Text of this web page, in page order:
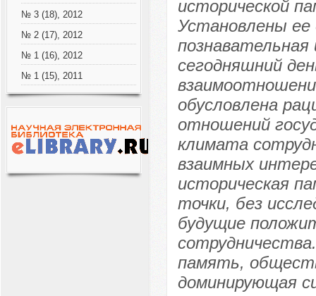
№ 3 (18), 2012
№ 2 (17), 2012
№ 1 (16), 2012
№ 1 (15), 2011
исторической
Установлены
сегодняшний
обусловлена
отношений
климата
взаимных
историческая
точки, без
будущие
память,
доминирующая